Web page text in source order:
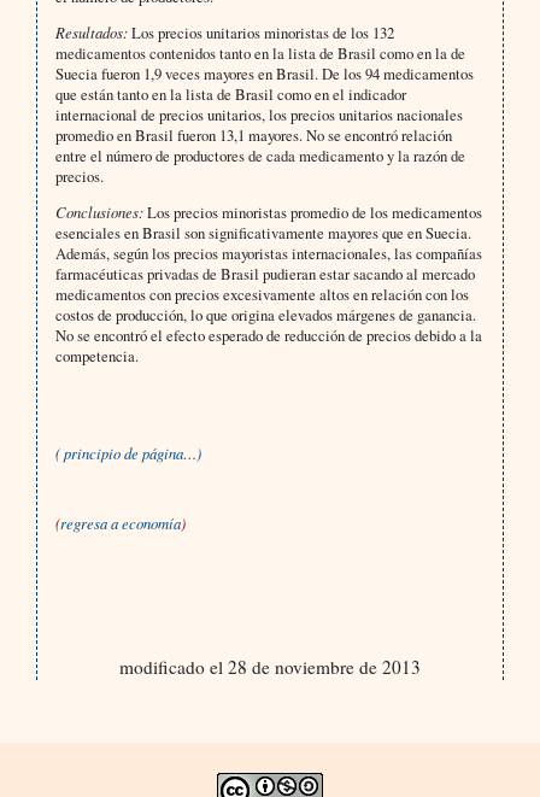
Resultados:Los precios unitarios minoristas de los 132
medicamentos contenidos tanto en la lista de Brasil como en la de
Suecia fueron 1,9 veces mayores en Brasil. De los 94 medicamentos
que están tanto en la lista de Brasil como en el indicador
internacional de precios unitarios, los precios unitarios nacionales
promedio en Brasil fueron 13,1 mayores. No se encontró relación
entre el número de productores de cada medicamento y la razón de
precios.
Conclusiones:Los precios minoristas promedio de los medicamentos
esenciales en Brasil son significativamente mayores que en Suecia.
Además, según los precios mayoristas internacionales, las compañías
farmacéuticas privadas de Brasil pudieran estar sacando al mercado
medicamentos con precios excesivamente altos en relación con los
costos de producción, lo que origina elevados márgenes de ganancia.
No se encontró el efecto esperado de reducción de precios debido a la
competencia.
( principio de página…)
(regresa a economía)
modificado el 28 de noviembre de 2013